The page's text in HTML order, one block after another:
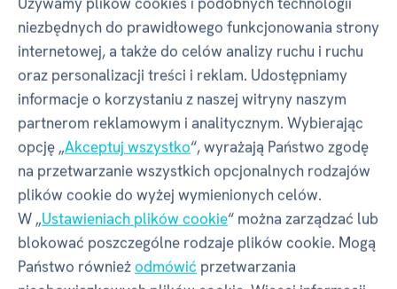
Szerokość 82 mm
Głębokość 50 mm
Wysokość 50 mm
Waga 75 g
niezbędnych do prawidłowego funkcjonowania strony
internetowej, a także do celów analizy ruchu i ruchu
oraz personalizacji treści i reklam. Udostępniamy
informacje o korzystaniu z naszej witryny naszym
partnerom reklamowym i analitycznym. Wybierając
opcję „Akceptuj wszystko“, wyrażają Państwo zgodę
na przetwarzanie wszystkich opcjonalnych rodzajów
plików cookie do wyżej wymienionych celów.
W „Ustawieniach plików cookie“ można zarządzać lub
blokować poszczególne rodzaje plików cookie. Mogą
Państwo równieżodmówić przetwarzania